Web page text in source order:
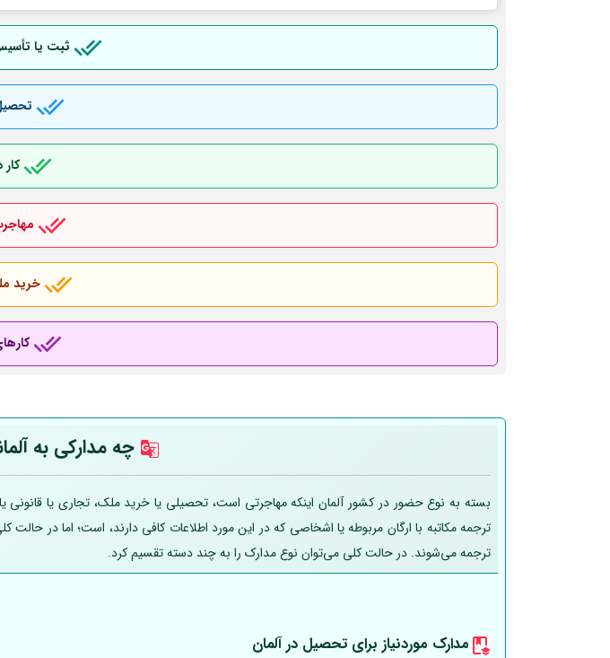
ثبت یا
کار
خرید
چه مدارکی به
بسته به نوع حضور در کشور آلمان اینکه مهاجرتی است، تحصیلی یا خرید ملک، تجاری یا
ترجمه مکاتبه با ارگان مربوطه یا اشخاصی که در این مورد اطلاعات کافی دارند، است؛ اما در
ترجمه می‌شوند. در حالت کلی می‌توان نوع مدارک را به چند دسته تقسیم کرد.
مدارک موردنیاز برای تحصیل درآلمان